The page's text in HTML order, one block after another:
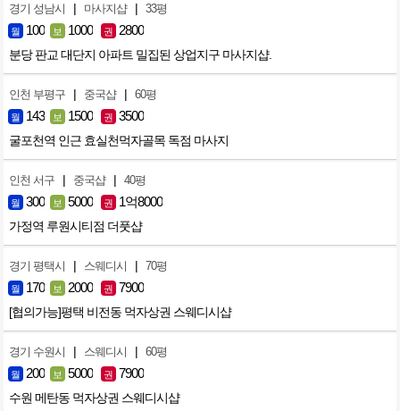
경기 성남시 | 마사지샵 | 33평
월 100 보 1000 권 2800
분당 판교 대단지 아파트 밀집된 상업지구 마사지샵.
인천 부평구 | 중국샵 | 60평
월 143 보 1500 권 3500
굴포천역 인근 효실천먹자골목 독점 마사지
인천 서구 | 중국샵 | 40평
월 300 보 5000 권 1억8000
가정역 루원시티점 더풋샵
경기 평택시 | 스웨디시 | 70평
월 170 보 2000 권 7900
[협의가능]평택 비전동 먹자상권 스웨디시샵
경기 수원시 | 스웨디시 | 60평
월 200 보 5000 권 7900
수원 메탄동 먹자상권 스웨디시샵